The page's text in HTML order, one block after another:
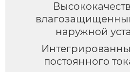
наружной
постоянного